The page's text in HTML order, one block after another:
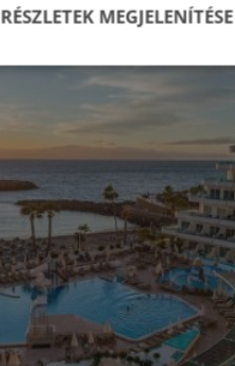
RÉSZLETEK MEGJELENÍTÉSE